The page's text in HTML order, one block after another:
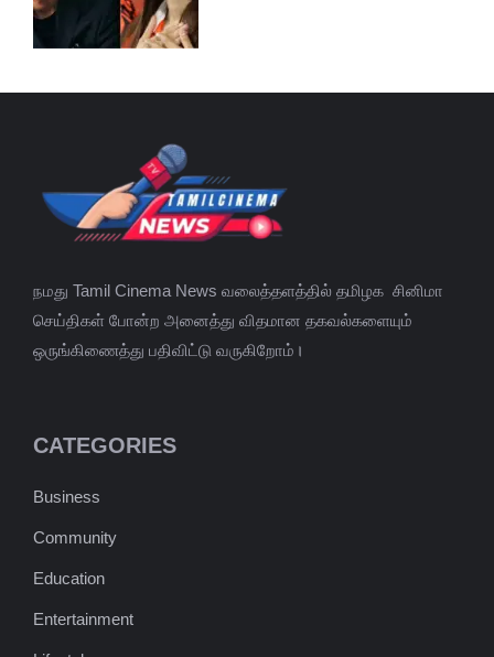
நமது Tamil Cinema News வலைத்தளத்தில் தமிழக சினிமா
செய்திகள் போன்ற அனைத்து விதமான தகவல்களையும்
ஒருங்கிணைத்து பதிவிட்டு வருகிறோம்।
CATEGORIES
Business
Community
Education
Entertainment